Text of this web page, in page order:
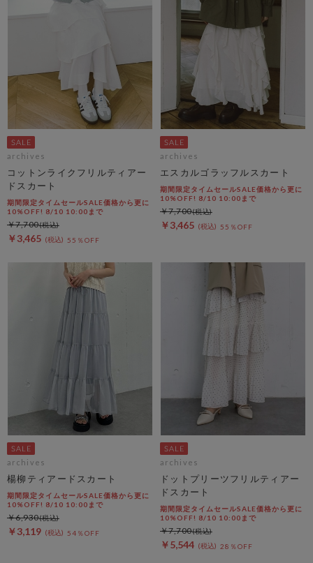
archives
コットンライクフリルティアー
ドスカート
期間限定タイムセールSALE価格から更に
10%OFF! 8/10 10:00まで
￥3,465 55％OFF
￥7,700
archives
エスカルゴラッフルスカート
期間限定タイムセールSALE価格から更に
10%OFF! 8/10 10:00まで
￥3,465 55％OFF
￥7,700
archives
楊柳ティアードスカート
期間限定タイムセールSALE価格から更に
10%OFF! 8/10 10:00まで
￥3,119 54％OFF
￥6,930
archives
ドットプリーツフリルティアー
ドスカート
期間限定タイムセールSALE価格から更に
10%OFF! 8/10 10:00まで
￥5,544 28％OFF
￥7,700